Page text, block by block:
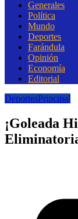
Generales
Política
Mundo
Deportes
Farándula
Opinión
Economía
Editorial
DeportesPrincipal
¡Goleada